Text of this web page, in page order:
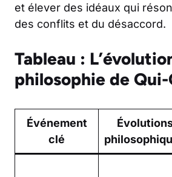
et élever des idéaux qui
des conflits et du désaccord.
Tableau :
philosophie de Qui-
Événement
clé